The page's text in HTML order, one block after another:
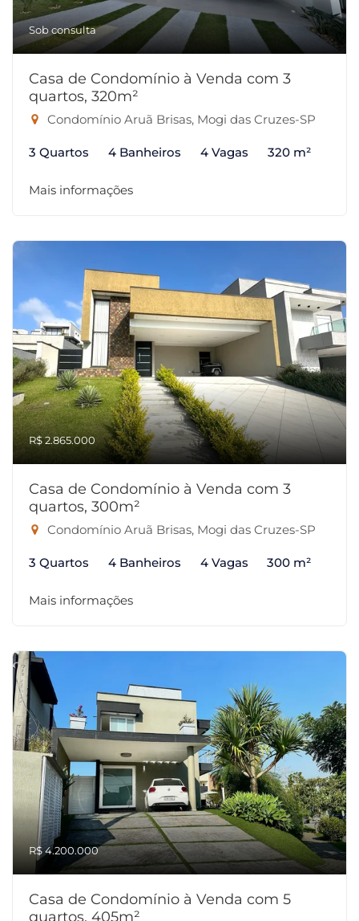
Sob consulta
Casa de Condomínio à Venda com 3
quartos, 320m²
Condomínio Aruã Brisas, Mogi das Cruzes-SP
3 Quartos 4 Banheiros 4 Vagas 320 m²
Mais informações
R$ 2.865.000
Casa de Condomínio à Venda com 3
quartos, 300m²
Condomínio Aruã Brisas, Mogi das Cruzes-SP
3 Quartos 4 Banheiros 4 Vagas 300 m²
Mais informações
R$ 4.200.000
Casa de Condomínio à Venda com 5
quartos, 405m²